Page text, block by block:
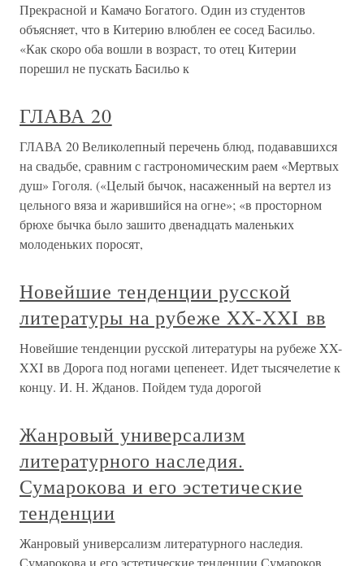
Прекрасной и Камачо Богатого. Один из студентов
объясняет, что в Китерию влюблен ее сосед Басильо.
«Как скоро оба вошли в возраст, то отец Китерии
порешил не пускать Басильо к
ГЛАВА 20
ГЛАВА 20 Великолепный перечень блюд, подававшихся
на свадьбе, сравним с гастрономическим раем «Мертвых
душ» Гоголя. («Целый бычок, насаженный на вертел из
цельного вяза и жарившийся на огне»; «в просторном
брюхе бычка было зашито двенадцать маленьких
молоденьких поросят,
Новейшие тенденции русской
литературы на рубеже XX-XXI вв
Новейшие тенденции русской литературы на рубеже XX-
XXI вв Дорога под ногами цепенеет. Идет тысячелетие к
концу. И. Н. Жданов. Пойдем туда дорогой
Жанровый универсализм
литературного наследия.
Сумарокова и его эстетические
тенденции
Жанровый универсализм литературного наследия.
Сумарокова и его эстетические тенденции Сумароков